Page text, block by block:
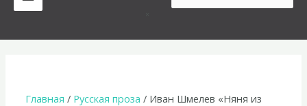
MAIN
MENU
Главная / Русская проза / Иван Шмелев «Няня из